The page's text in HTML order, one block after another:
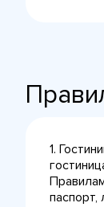
1.
паспорт,